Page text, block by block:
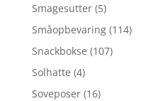
Smagesutter (5)
Småopbevaring (114)
Snackbokse (107)
Solhatte (4)
Soveposer (16)